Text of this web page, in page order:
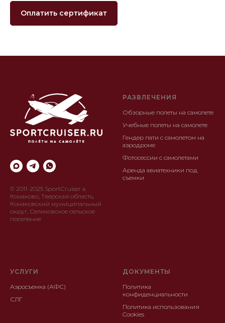
Оплатить сертификат
© 2011-2025 SportCruiser а.
Конаково, Тверская область,
Конаковский муниципальный
округ, Селиховское сельское
поселение
РАЗВЛЕЧЕНИЯ
Обзорные полеты на самолете
Учебные полеты на самолете
Гендер пати с самолетом на
аэродроме
Фотосессии с самолетами
Аренда авиатехники под
съемки
УСЛУГИ
Аэросъемка (АФС)
СЛГ
ДОКУМЕНТЫ
Политика
конфиденциальности
Политика использования
Cookies